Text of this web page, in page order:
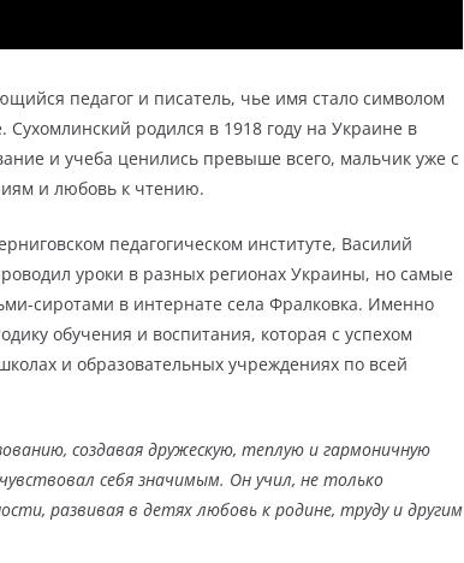
педагог и писатель, чье имя стало символом
родился в 1918 году на Украине в
и учеба ценились превыше всего, мальчик уже с
и любовь к чтению.
педагогическом институте, Василий
уроки в разных регионах Украины, но самые
сиротами в интернате села Фралковка. Именно
обучения и воспитания, которая с успехом
и образовательных учреждениях по всей
создавая дружескую, теплую и гармоничную
себя значимым. Он учил, не только
развивая в детях любовь к родине, труду и другим